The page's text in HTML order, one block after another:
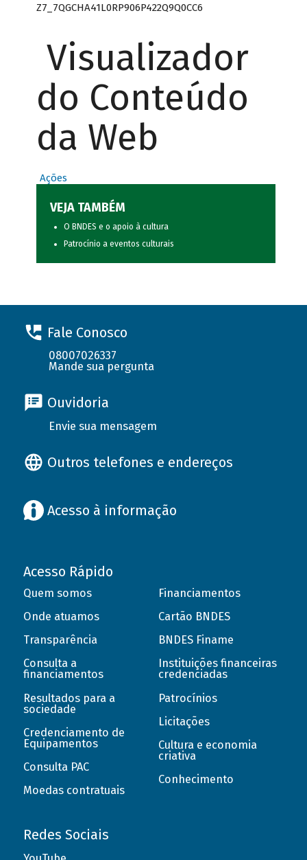
Z7_7QGCHA41L0RP906P422Q9Q0CC6
Visualizador
do Conteúdo
da Web
Ações
VEJA TAMBÉM
O BNDES e o apoio à cultura
Patrocínio a eventos culturais
Fale Conosco
08007026337
Mande sua pergunta
Ouvidoria
Envie sua mensagem
Outros telefones e endereços
Acesso à informação
Acesso Rápido
Quem somos
Onde atuamos
Transparência
Consulta a
financiamentos
Resultados para a
sociedade
Credenciamento de
Equipamentos
Consulta PAC
Moedas contratuais
Financiamentos
Cartão BNDES
BNDES Finame
Instituições financeiras
credenciadas
Patrocínios
Licitações
Cultura e economia
criativa
Conhecimento
Redes Sociais